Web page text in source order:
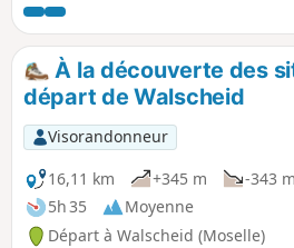
environnantes. Cet itinéraire suit des
chemins roulants et accessibles. Il
permettra de découvrir la beauté
de la région tout en profitant de
vues panoramiques. Traversez les
formations rocheuses spectaculaires
laissez-vous émerveiller par la
de la forêt vosgienne. Une
enrichissante pour les amoureux de
nature et les passionnés de
À la découverte des
départ de Walscheid
Visorandonneur
16,11 km
+345 m
-343 m
5h 35
Moyenne
Départ à Walscheid (Moselle)